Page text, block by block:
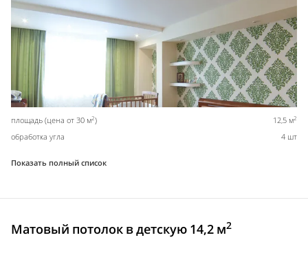
площадь (цена от 30 м2) 12,5 м2
обработка угла 4 шт
Показать полный список
Матовый потолок в детскую 14,2 м2